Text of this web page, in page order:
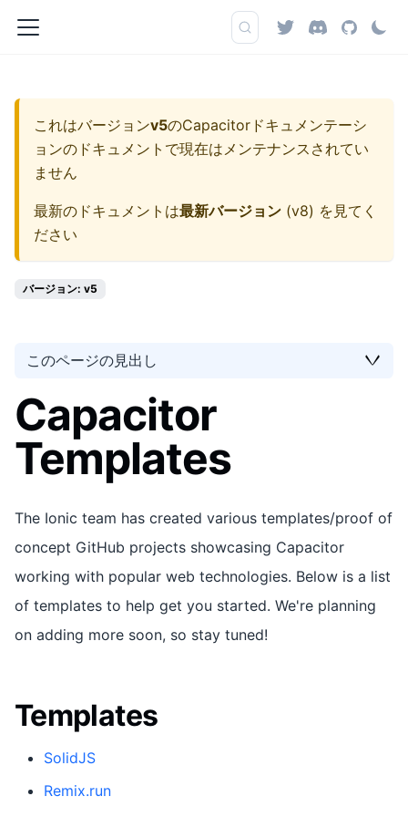
これはバージョンv5のCapacitorドキュメンテーシ
ョンのドキュメントで現在はメンテナンスされてい
ません
最新のドキュメントは最新バージョン (v8) を見てく
ださい
バージョン: v5
このページの見出し
Capacitor
Templates
The Ionic team has created various templates/proof of
concept GitHub projects showcasing Capacitor
working with popular web technologies. Below is a list
of templates to help get you started. We're planning
on adding more soon, so stay tuned!
Templates
SolidJS
Remix.run